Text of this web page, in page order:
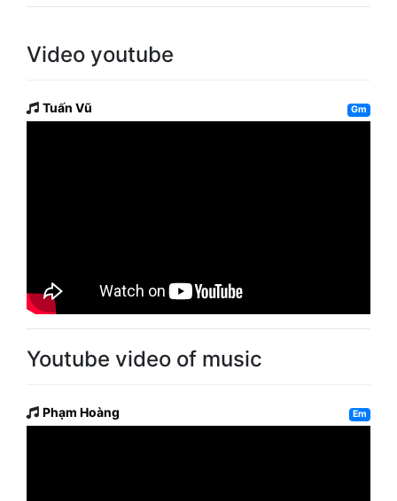
Video youtube
Tuấn Vũ Gm
Youtube video of music
Phạm Hoàng Em